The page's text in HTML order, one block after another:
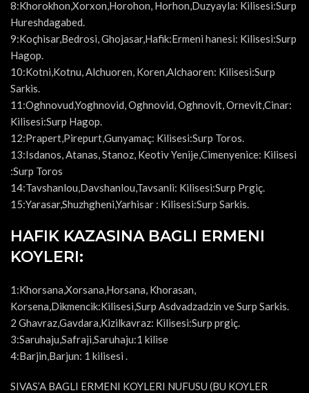
8:Khorokhon,Xorxon,Horohon, Horhon,Duzyayla: Kilisesi:Surp
Hureshdagabed.
9:Koçhisar,Bedrosi, Ghojasar,Hafik:Ermeni hanesi: Kilisesi:Surp
Hagop.
10:Kotni,Kotnu, Alchuoren, Koren,Alchaoren: Kilisesi:Surp
Sarkis.
11:Oghnovud,Yoghnovid, Oghnovid, Oghnovit, Ornevit,Cinar:
Kilisesi:Surp Hagop.
12:Prapert,Pirepurt,Gunyamaç: Kilisesi:Surp Toros.
13:Isdanos, Atanas, Stanoz, Keotiv Yenije,Cimenyenice: Kilisesi
:Surp Toros
14:Tavshanlou,Davshanlou,Tavsanli: Kilisesi:Surp Prgiç.
15:Yarasar,Shuzhgheni,Yarhisar : Kilisesi:Surp Sarkis.
HAFIK KAZASINA BAGLI ERMENI
KOYLERI:
1:Khorsana,Xorsana,Horsana, Khorasan,
Korsena,Dikmencik:Kilisesi,Surp Asdvadzadzin ve Surp Sarkis.
2 Ghavraz,Gavdara,Kizilkavraz: Kilisesi:Surp prgiç.
3:Saruhaju,Safraji,Saruhaju:1 kilise
4:Barjin,Barjun: 1 kilisesi .
SIVAS’A BAGLI ERMENI KOYLERI NUFUSU (BU KOYLER